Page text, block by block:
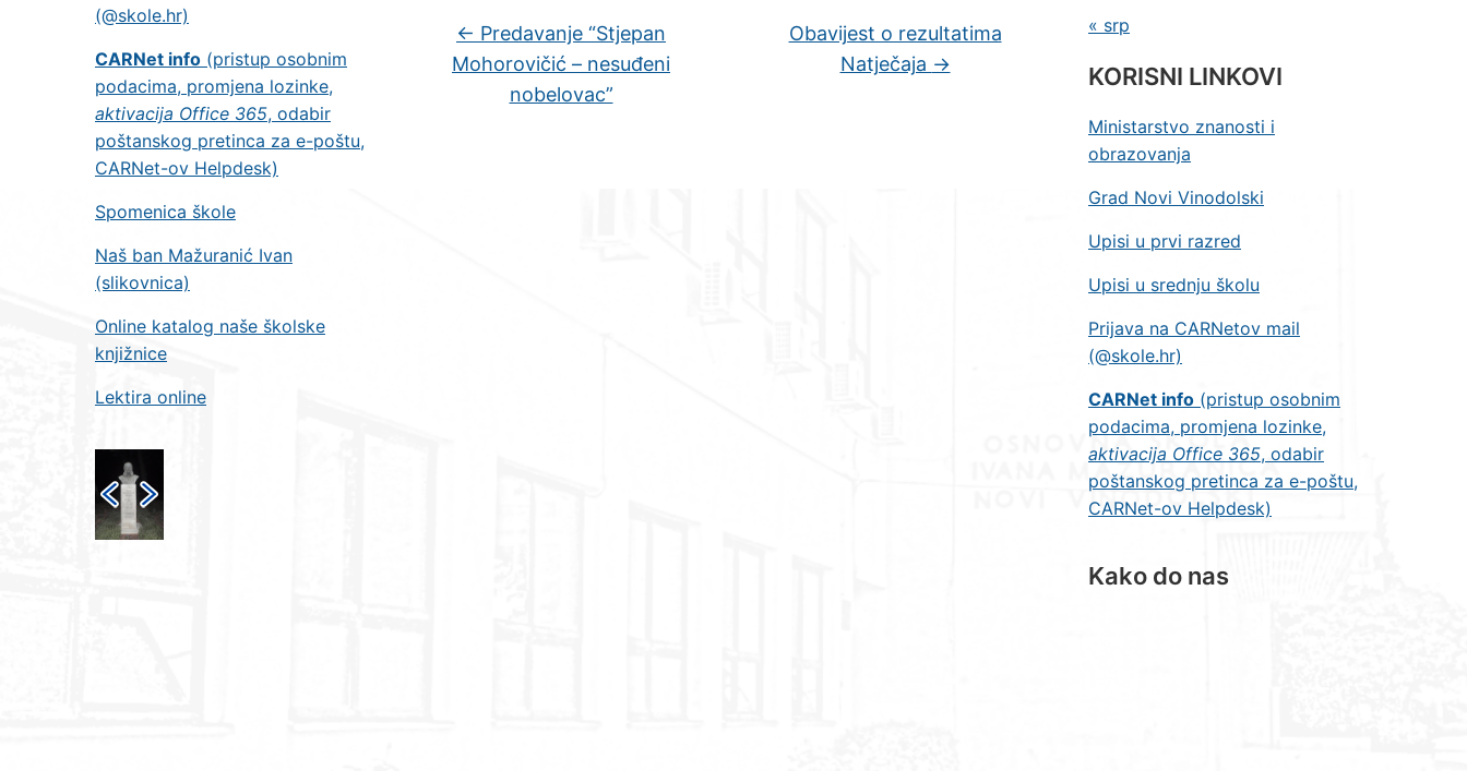
(@skole.hr)
CARNet info (pristup osobnim
podacima, promjena lozinke,
aktivacija Office 365, odabir
poštanskog pretinca za e-poštu,
CARNet-ov Helpdesk)
Spomenica škole
Naš ban Mažuranić Ivan
(slikovnica)
Online katalog naše školske
knjižnice
Lektira online
← Predavanje “Stjepan
Mohorovičić – nesuđeni
nobelovac”
Obavijest o rezultatima
Natječaja →
« srp
KORISNI LINKOVI
Ministarstvo znanosti i
obrazovanja
Grad Novi Vinodolski
Upisi u prvi razred
Upisi u srednju školu
Prijava na CARNetov mail
(@skole.hr)
CARNet info (pristup osobnim
podacima, promjena lozinke,
aktivacija Office 365, odabir
poštanskog pretinca za e-poštu,
CARNet-ov Helpdesk)
Kako do nas